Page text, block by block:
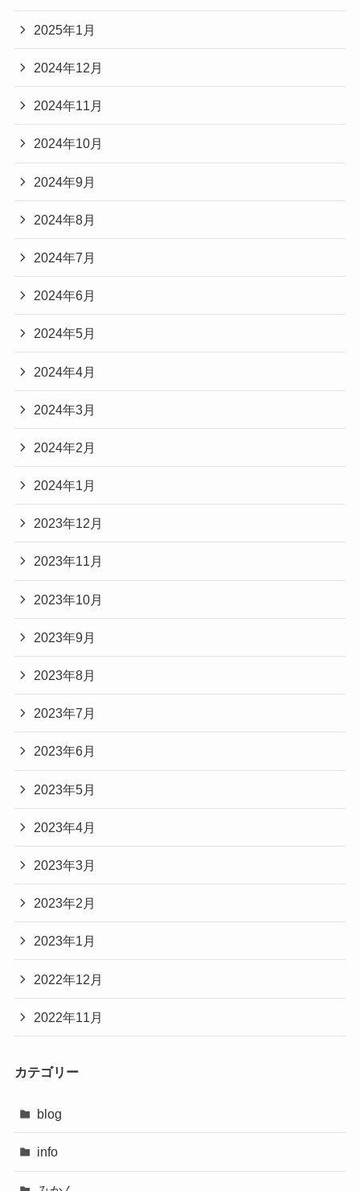
2025年1月
2024年12月
2024年11月
2024年10月
2024年9月
2024年8月
2024年7月
2024年6月
2024年5月
2024年4月
2024年3月
2024年2月
2024年1月
2023年12月
2023年11月
2023年10月
2023年9月
2023年8月
2023年7月
2023年6月
2023年5月
2023年4月
2023年3月
2023年2月
2023年1月
2022年12月
2022年11月
カテゴリー
blog
info